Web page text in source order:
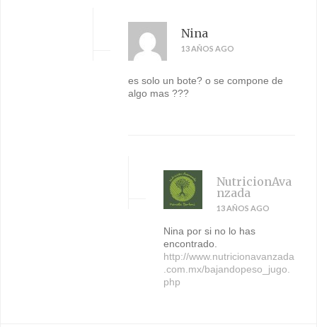
Nina
13 AÑOS AGO
es solo un bote? o se compone de
algo mas ???
NutricionAva
nzada
13 AÑOS AGO
Nina por si no lo has
encontrado.
http://www.nutricionavanzada
.com.mx/bajandopeso_jugo.
php